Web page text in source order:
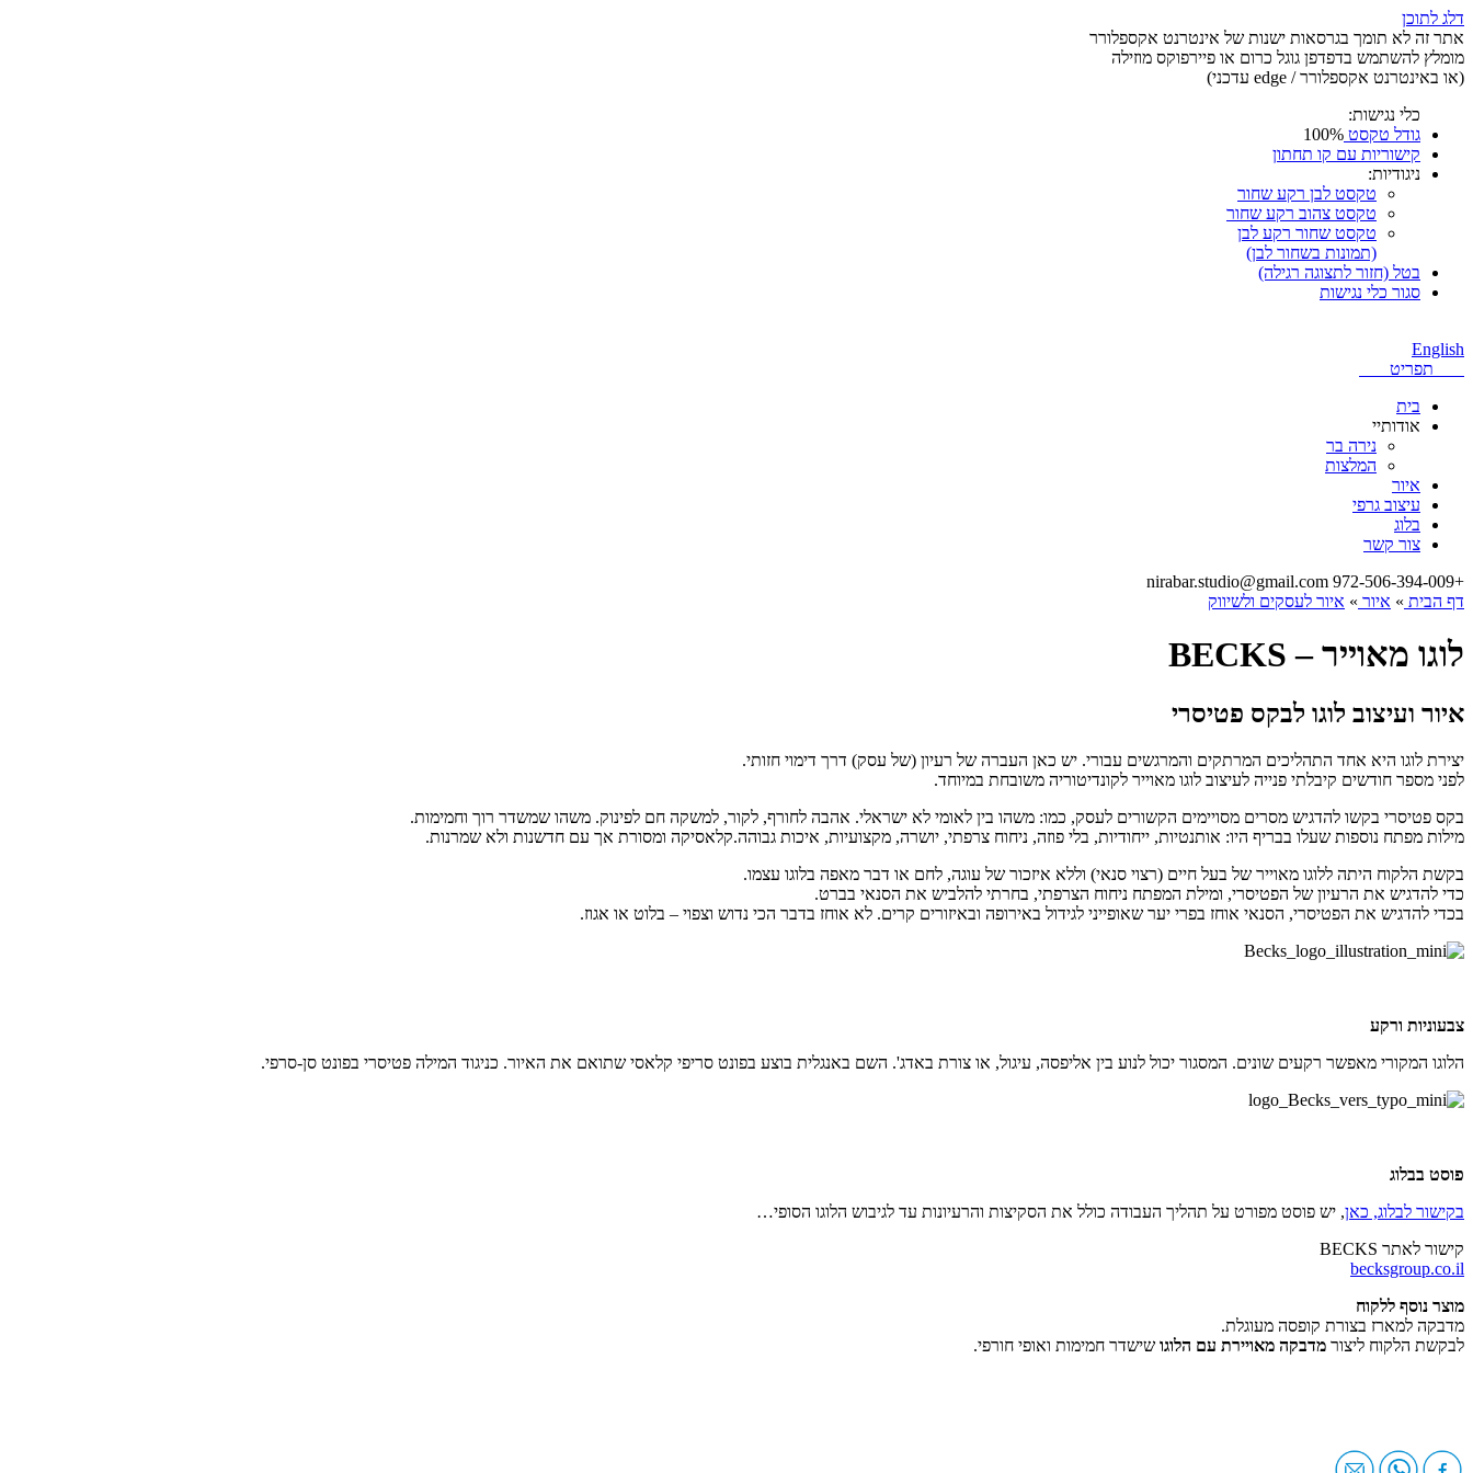
דלג לתוכן
אתר זה לא תומך בגרסאות ישנות של אינטרנט אקספלורר
מומלץ להשתמש בדפדפן גוגל כרום או פיירפוקס מוזילה
(או באינטרנט אקספלורר / edge עדכני)
כלי נגישות:
גודל טקסט 100%
קישוריות עם קו תחתון
ניגודיות:
טקסט לבן רקע שחור
טקסט צהוב רקע שחור
טקסט שחור רקע לבן
(תמונות בשחור לבן)
בטל (חזור לתצוגה רגילה)
סגור כלי נגישות
English
תפריט
בית
אודותיי
נירה בר
המלצות
איור
עיצוב גרפי
בלוג
צור קשר
+972-506-394-009
nirabar.studio@gmail.com
דף הבית » איור » איור לעסקים ולשיווק
לוגו מאוייר – BECKS
איור ועיצוב לוגו לבקס פטיסרי
יצירת לוגו היא אחד התהליכים המרתקים והמרגשים עבורי. יש כאן העברה של רעיון (של עסק) דרך דימוי חזותי.
לפני מספר חודשים קיבלתי פנייה לעיצוב לוגו מאוייר לקונדיטוריה משובחת במיוחד.
בקס פטיסרי בקשו להדגיש מסרים מסויימים הקשורים לעסק, כמו: משהו בין לאומי לא ישראלי. אהבה לחורף, לקור, למשקה חם לפינוק. משהו שמשדר רוך וחמימות.
מילות מפתח נוספות שעלו בבריף היו: אותנטיות, ייחודיות, בלי פוזה, ניחוח צרפתי, יושרה, מקצועיות, איכות גבוהה.קלאסיקה ומסורת אך עם חדשנות ולא שמרנות.
בקשת הלקוח היתה ללוגו מאוייר של בעל חיים (רצוי סנאי) וללא איזכור של עוגה, לחם או דבר מאפה בלוגו עצמו.
כדי להדגיש את הרעיון של הפטיסרי, ומילת המפתח ניחוח הצרפתי, בחרתי להלביש את הסנאי בברט.
בכדי להדגיש את הפטיסרי, הסנאי אוחז בפרי יער שאופייני לגידול באירופה ובאיזורים קרים. לא אוחז בדבר הכי נדוש וצפוי – בלוט או אגוז.
צבעוניות ורקע
הלוגו המקורי מאפשר רקעים שונים. המסגור יכול לנוע בין אליפסה, עיגול, או צורת באדג'. השם באנגלית בוצע בפונט סריפי קלאסי שתואם את האיור. כניגוד המילה פטיסרי בפונט סן-סרפי.
פוסט בבלוג
בקישור לבלוג, כאן, יש פוסט מפורט על תהליך העבודה כולל את הסקיצות והרעיונות עד לגיבוש הלוגו הסופי…
קישור לאתר BECKS
becksgroup.co.il
מוצר נוסף ללקוח
מדבקה למארז בצורת קופסה מעוגלת.
לבקשת הלקוח ליצור מדבקה מאויירת עם הלוגו שישדר חמימות ואופי חורפי.